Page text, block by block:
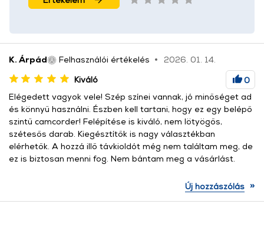
K. Árpád Felhasználói értékelés
2026. 01. 14.
Kiváló
0
Elégedett vagyok vele! Szép színei vannak, jó minőséget ad
és könnyű használni. Észben kell tartani, hogy ez egy belépő
szintű camcorder! Felépítése is kiváló, nem lötyögős,
szétesős darab. Kiegésztítők is nagy választékban
elérhetők. A hozzá illő távkioldót még nem találtam meg, de
ez is biztosan menni fog. Nem bántam meg a vásárlást.
Új hozzászólás »